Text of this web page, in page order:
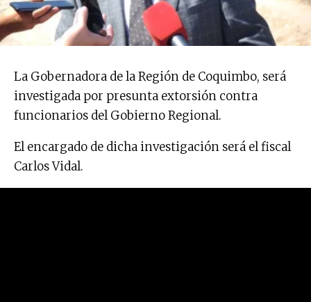
La Gobernadora de la Región de Coquimbo, será
investigada por presunta extorsión contra
funcionarios del Gobierno Regional.
El encargado de dicha investigación será el fiscal
Carlos Vidal.